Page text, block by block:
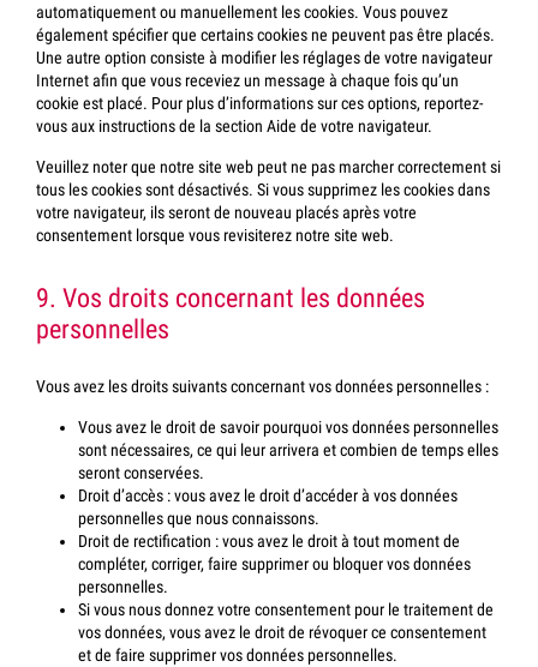
automatiquement ou manuellement les cookies. Vous pouvez
également spécifier que certains cookies ne peuvent pas être placés.
Une autre option consiste à modifier les réglages de votre navigateur
Internet afin que vous receviez un message à chaque fois qu’un
cookie est placé. Pour plus d’informations sur ces options, reportez-
vous aux instructions de la section Aide de votre navigateur.
Veuillez noter que notre site web peut ne pas marcher correctement si
tous les cookies sont désactivés. Si vous supprimez les cookies dans
votre navigateur, ils seront de nouveau placés après votre
consentement lorsque vous revisiterez notre site web.
9. Vos droits concernant les données
personnelles
Vous avez les droits suivants concernant vos données personnelles :
Vous avez le droit de savoir pourquoi vos données personnelles
sont nécessaires, ce qui leur arrivera et combien de temps elles
seront conservées.
Droit d’accès : vous avez le droit d’accéder à vos données
personnelles que nous connaissons.
Droit de rectification : vous avez le droit à tout moment de
compléter, corriger, faire supprimer ou bloquer vos données
personnelles.
Si vous nous donnez votre consentement pour le traitement de
vos données, vous avez le droit de révoquer ce consentement
et de faire supprimer vos données personnelles.